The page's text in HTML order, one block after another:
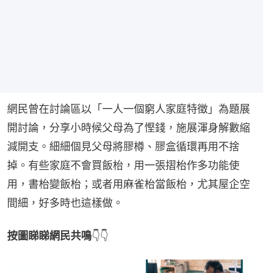
網民曾在討論區以「一人一個窮人家庭特徵」為題展
開討論，分享小時候父母為了慳錢，施展渾身解數縮
減開支。細細個見父母將膠樽、膠盒循環再用不捨
掉。有些家庭不會買飯枱，用一張摺枱作多功能使
用，書枱變飯枱；或者用麻雀枱當飯枱，尤其屋企空
間細，好多時也這樣做。
按圖睇睇網民共鳴👇👇